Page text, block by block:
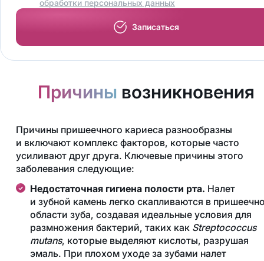
обработки персональных данных
Записаться
Причины возникновения
Причины пришеечного кариеса разнообразны
и включают комплекс факторов, которые часто
усиливают друг друга. Ключевые причины этого
заболевания следующие:
Недостаточная гигиена полости рта. Налет
и зубной камень легко скапливаются в
области зуба, создавая идеальные условия для
размножения бактерий, таких как Streptococcus
mutans, которые выделяют кислоты, разрушая
эмаль. При плохом уходе за зубами налет